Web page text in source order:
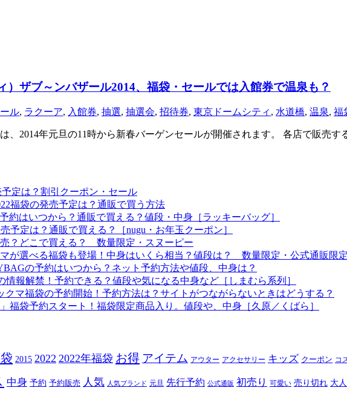
）ザブ～ンバザール2014、福袋・セールでは入館券で温泉も？
ル, ラクーア, 入館券, 抽選, 抽選会, 招待券, 東京ドームシティ , 水道橋, 温泉, 福
、2014年元旦の11時から新春バーゲンセールが開催されます。 各店で販売
定は？割引クーポン・セール
福袋の発売予定は？通販で買う方法
約はいつから？通販で買える？値段・中身［ラッキーバッグ］
予定は？通販で買える？［nugu・お年玉クーポン］
売？どこで買える？ 数量限定・スヌーピー
マが選べる福袋も登場！中身はいくら相当？値段は？ 数量限定・公式通販限定
の予約はいつから？ネット予約方法や値段、中身は？
情報解禁！予約できる？値段や気になる中身など［しまむら系列］
クマ福袋の予約開始！予約方法は？サイトがつながらないときはどうする？
福袋予約スタート！福袋限定商品入り。値段や、中身［久原／くばら］
2015 2022 2022年福袋 お得 アイテム アウター アクセサリー キッズ クーポン コ
中身 予約 予約販売 人気 人気ブランド 元旦 先行予約 公式通販 初売り 可愛い 売り切れ 大